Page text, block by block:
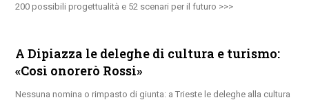
200 possibili progettualità e 52 scenari per il futuro
A Dipiazza le deleghe di cultura e turismo:
«Così onorerò Rossi»
Nessuna nomina o rimpasto di giunta: a Trieste le deleghe alla cultura